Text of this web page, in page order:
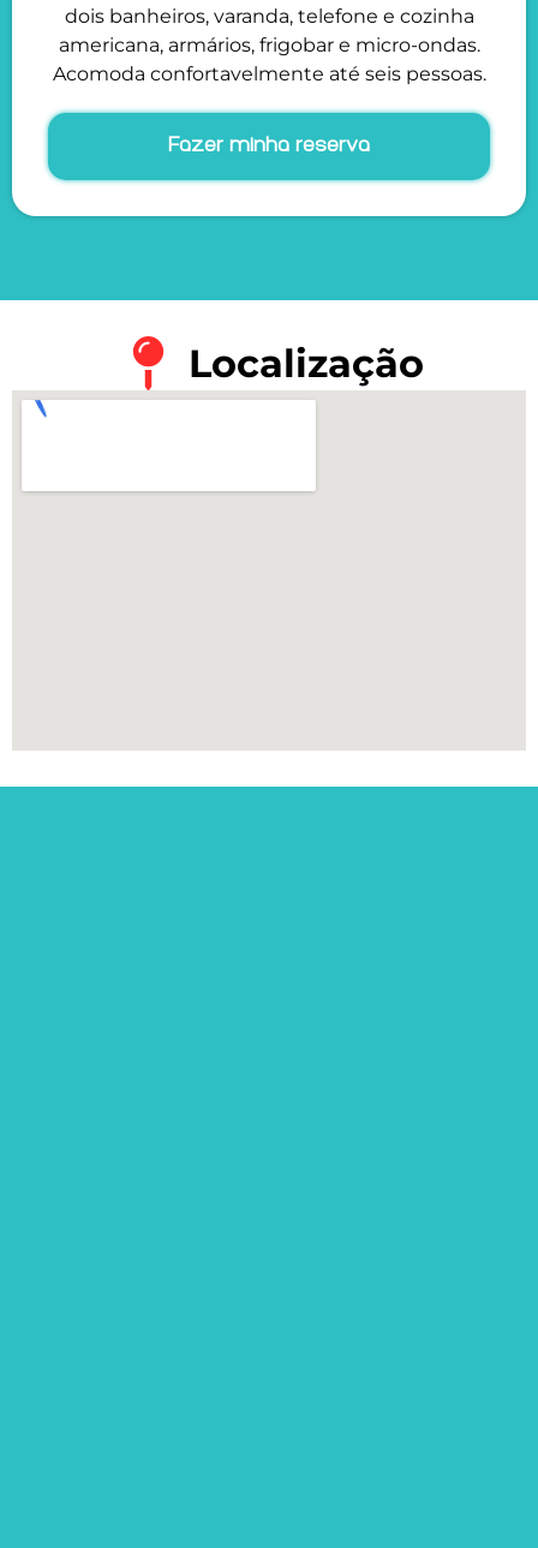
dois banheiros, varanda, telefone e cozinha
americana, armários, frigobar e micro-ondas.
Acomoda confortavelmente até seis pessoas.
Fazer minha reserva
Localização